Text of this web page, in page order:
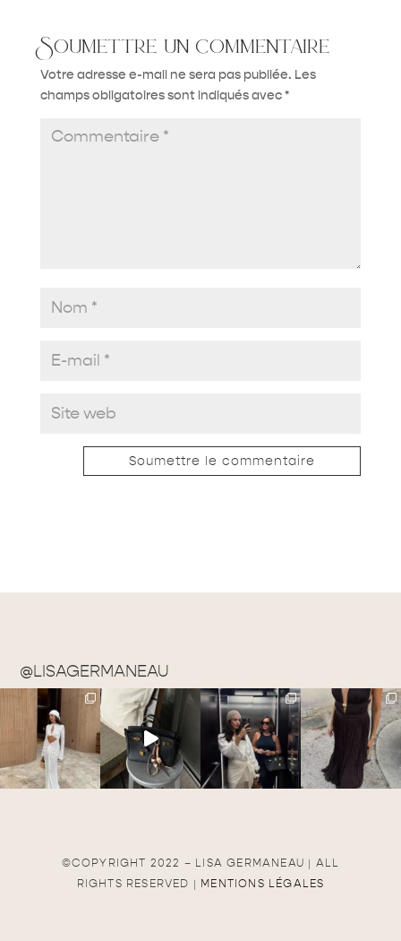
Soumettre un commentaire
Votre adresse e-mail ne sera pas publiée. Les
champs obligatoires sont indiqués avec*
Soumettre le commentaire
@LISAGERMANEAU
©COPYRIGHT 2022 – LISA GERMANEAU | ALL
RIGHTS RESERVED | MENTIONS LÉGALES